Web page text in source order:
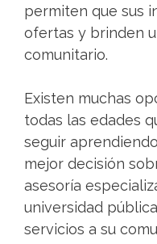
permiten que sus
ofertas y brinden
comunitario.
Existen muchas
todas las edades
seguir
mejor decisión
asesoría
universidad
servicios a su